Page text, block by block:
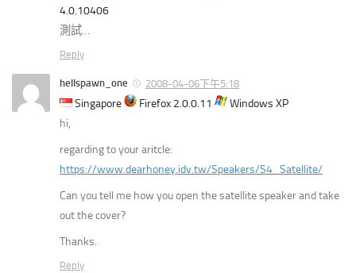
4.0.10406
測試…
Reply
hellspawn_one 2008-04-06下午5:18
Singapore Firefox 2.0.0.11
Windows XP
hi,
regarding to your aritcle:
https://www.dearhoney.idv.tw/Speakers/S4_Satellite/
Can you tell me how you open the satellite speaker and take
out the cover?
Thanks.
Reply